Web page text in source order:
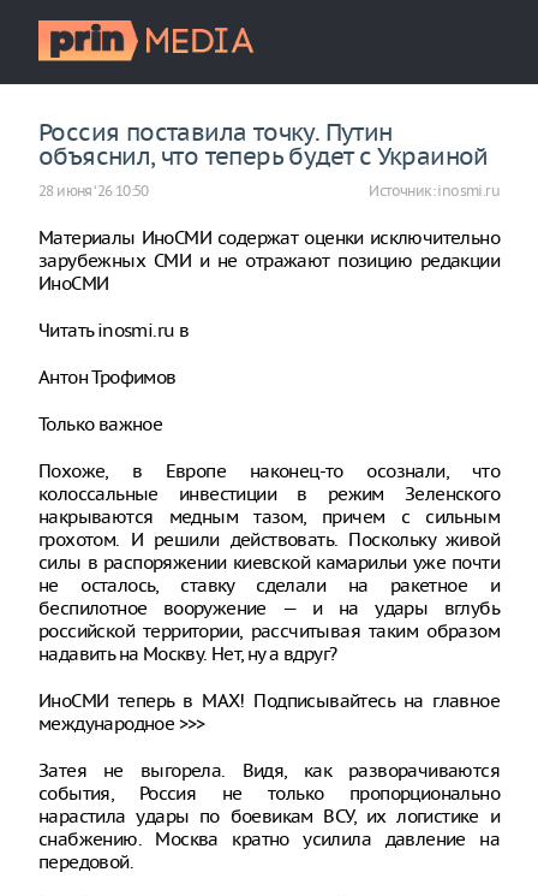
Россия поставила точку. Путин
объяснил, что теперь будет с Украиной
28 июня ‘26 10:50 Источник:inosmi.ru
Материалы ИноСМИ содержат оценки исключительно
зарубежных СМИ и не отражают позицию редакции
ИноСМИ
Читать inosmi.ru в
Антон Трофимов
Только важное
Похоже, в Европе наконец-то осознали, что
колоссальные инвестиции в режим Зеленского
накрываются медным тазом, причем с сильным
грохотом. И решили действовать. Поскольку живой
силы в распоряжении киевской камарильи уже почти
не осталось, ставку сделали на ракетное и
беспилотное вооружение — и на удары вглубь
российской территории, рассчитывая таким образом
надавить на Москву. Нет, ну а вдруг?
ИноСМИ теперь в MAX! Подписывайтесь на главное
международное >>>
Затея не выгорела. Видя, как разворачиваются
события, Россия не только пропорционально
нарастила удары по боевикам ВСУ, их логистике и
снабжению. Москва кратно усилила давление на
передовой.